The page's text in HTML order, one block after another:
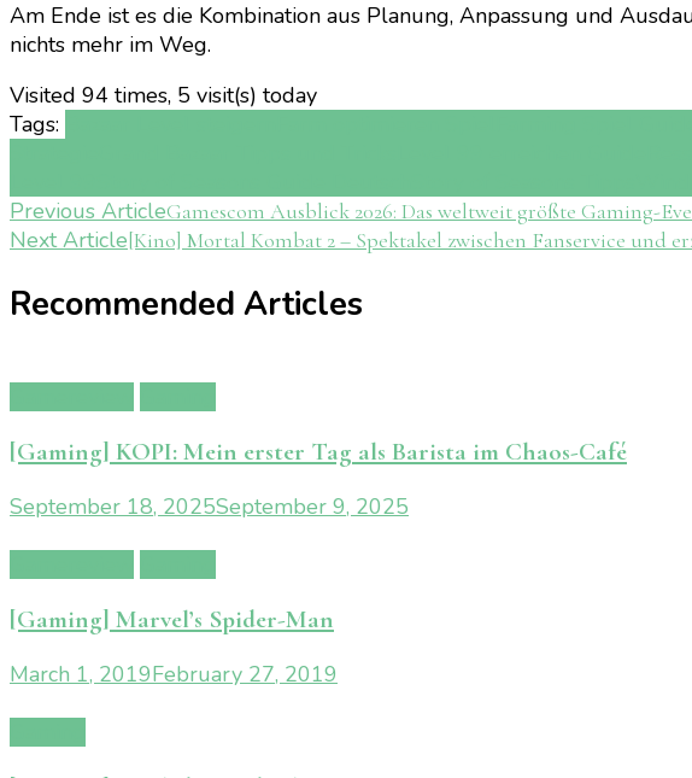
Am Ende ist es die Kombination aus Planung, Anpassung und
nichts mehr im Weg.
Visited 94 times, 5 visit(s) today
Tags:
Post
Navigation
Previous ArticleGamescom Ausblick 2026: Das weltweit größte Gaming-
Next Article[Kino] Mortal Kombat 2 – Spektakel zwischen Fanservice und
Recommended Articles
[Gaming] KOPI: Mein erster Tag als Barista im Chaos-Café
September 18, 2025September 9, 2025
[Gaming] Marvel’s Spider-Man
March 1, 2019February 27, 2019